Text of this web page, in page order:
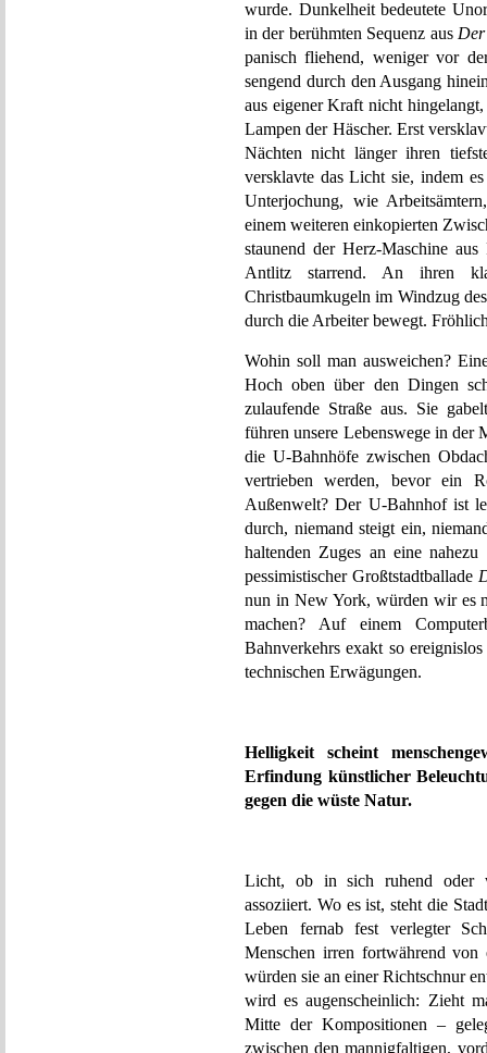
wurde. Dunkelheit bedeutete
in der berühmten Sequenz aus
panisch fliehend, weniger vor
sengend durch den Ausgang
aus eigener Kraft nicht
Lampen der Häscher. Erst
Nächten nicht länger ihren
versklavte das Licht sie, indem
Unterjochung, wie
einem weiteren einkopierten
staunend der Herz-Maschine
Antlitz starrend. An ihren
Christbaumkugeln im Windzug
durch die Arbeiter bewegt.
Wohin soll man ausweichen?
Hoch oben über den Dingen
zulaufende Straße aus. Sie
führen unsere Lebenswege in der
die U-Bahnhöfe zwischen
vertrieben werden, bevor ein
Außenwelt? Der U-Bahnhof ist
durch, niemand steigt ein,
haltenden Zuges an eine
pessimistischer Großtstadtballade
nun in New York, würden wir es
machen? Auf einem
Bahnverkehrs exakt so
technischen Erwägungen.
Helligkeit scheint
Erfindung künstlicher
gegen die wüste Natur.
Licht, ob in sich ruhend oder
assoziiert. Wo es ist, steht die
Leben fernab fest verlegter
Menschen irren fortwährend
würden sie an einer Richtschnur
wird es augenscheinlich: Zieht
Mitte der Kompositionen –
zwischen den mannigfaltigen,